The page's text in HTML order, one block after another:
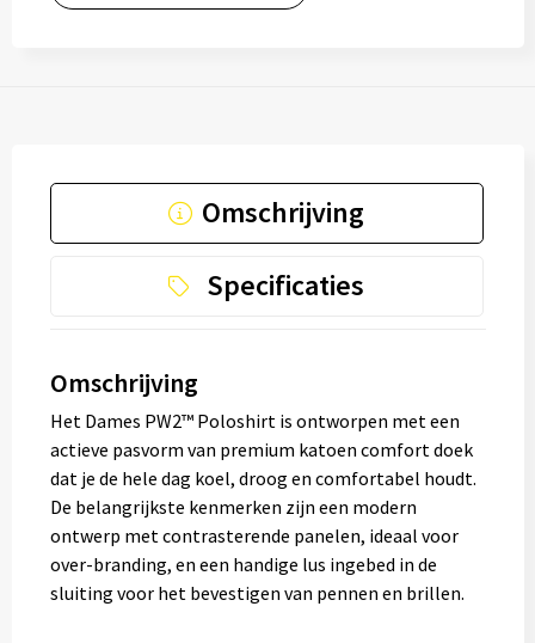
Omschrijving
Specificaties
Omschrijving
Het Dames PW2™ Poloshirt is ontworpen met een
actieve pasvorm van premium katoen comfort doek
dat je de hele dag koel, droog en comfortabel houdt.
De belangrijkste kenmerken zijn een modern
ontwerp met contrasterende panelen, ideaal voor
over-branding, en een handige lus ingebed in de
sluiting voor het bevestigen van pennen en brillen.